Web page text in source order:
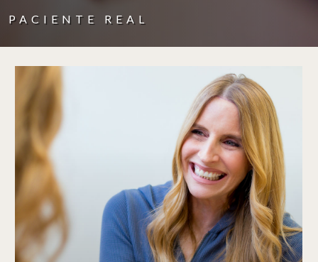
PACIENTE REAL